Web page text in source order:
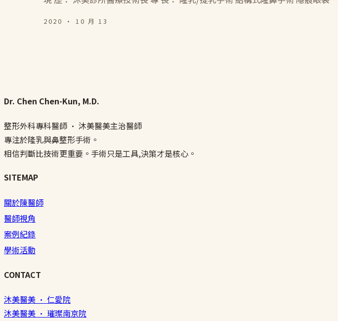
2020 · 10 月 13
Dr. Chen Chen-Kun, M.D.
整形外科專科醫師 · 沐美醫美主治醫師
專注於隆乳與鼻整形手術。
相信判斷比技術更重要。手術只是工具,決策才是核心。
SITEMAP
關於陳醫師
醫師視角
案例紀錄
學術活動
CONTACT
沐美醫美 · 仁愛院
沐美醫美 · 璀璨南京院